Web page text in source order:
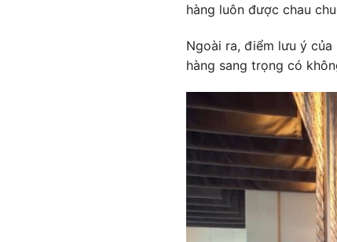
hàng luôn được chau
Ngoài ra, điểm lưu ý
hàng sang trọng có